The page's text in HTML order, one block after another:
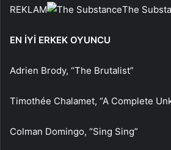
REKLAM The
EN İYİ ERKEK OYUNCU
Adrien Brody, “The Brutalist”
Timothée Chalamet, “A Complete
Colman Domingo, “Sing Sing”